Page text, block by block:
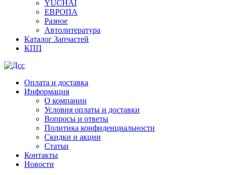
YUCHAI
ЕВРОПА
Разное
Aвтолитература
Каталог Запчастей
КПП
Оплата и доставка
Информация
О компании
Условия оплаты и доставки
Вопросы и ответы
Политика конфиденциальности
Скидки и акции
Статьи
Контакты
Новости